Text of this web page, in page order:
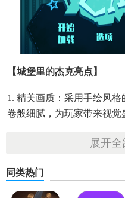
【城堡里的杰克亮点】
1. 精美画质：采用手绘风
卷般细腻，为玩家带来视觉
2. 丰富剧情：故事线错综
3. 智能敌人：敌人拥有AI
术，增加挑战性与策略深度
展开全
同类热门